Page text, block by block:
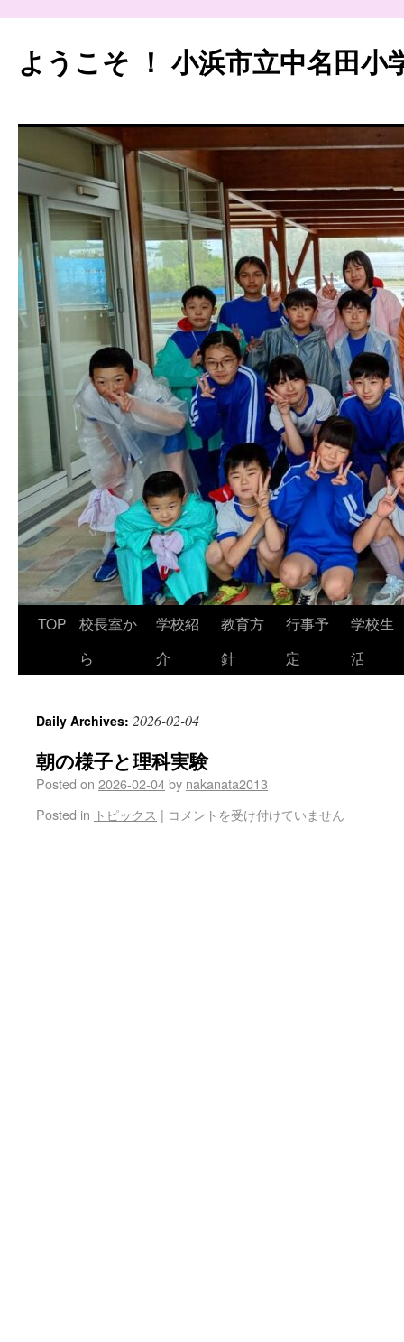
ようこそ ！ 小浜市立中名田小
TOP
校長室か
ら
学校紹
介
教育方
針
行事予
定
学校生
活
Daily Archives: 2026-02-04
朝の様子と理科実験
Posted on 2026-02-04by nakanata2013
Posted in トピックス | コメントを受け付けていません